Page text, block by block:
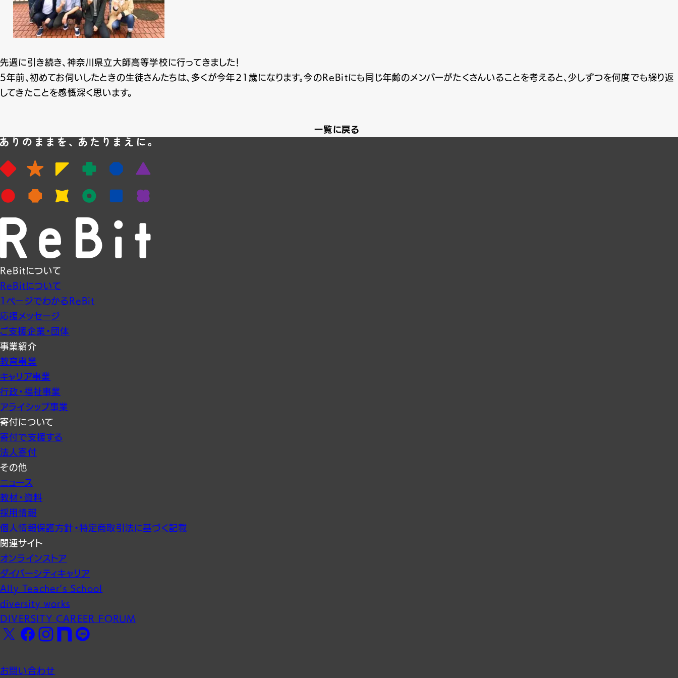
先週に引き続き、神奈川県立大師高等学校に行ってきました！
5年前、初めてお伺いしたときの生徒さんたちは、多くが今年21歳になります。今のReBitにも同じ年齢のメンバーがたくさんいることを考えると、少しずつを何度でも繰り返
してきたことを感慨深く思います。
一覧に戻る
ReBitについて
ReBitについて
1ページでわかるReBit
応援メッセージ
ご支援企業・団体
事業紹介
教育事業
キャリア事業
行政・福祉事業
アライシップ事業
寄付について
寄付で支援する
法人寄付
その他
ニュース
教材・資料
採用情報
個人情報保護方針・特定商取引法に基づく記載
関連サイト
オンラインストア
ダイバーシティキャリア
Ally Teacher’s School
diversity works
DIVERSITY CAREER FORUM
X
Facebook
Instagram
noteLINE
お問い合わせ